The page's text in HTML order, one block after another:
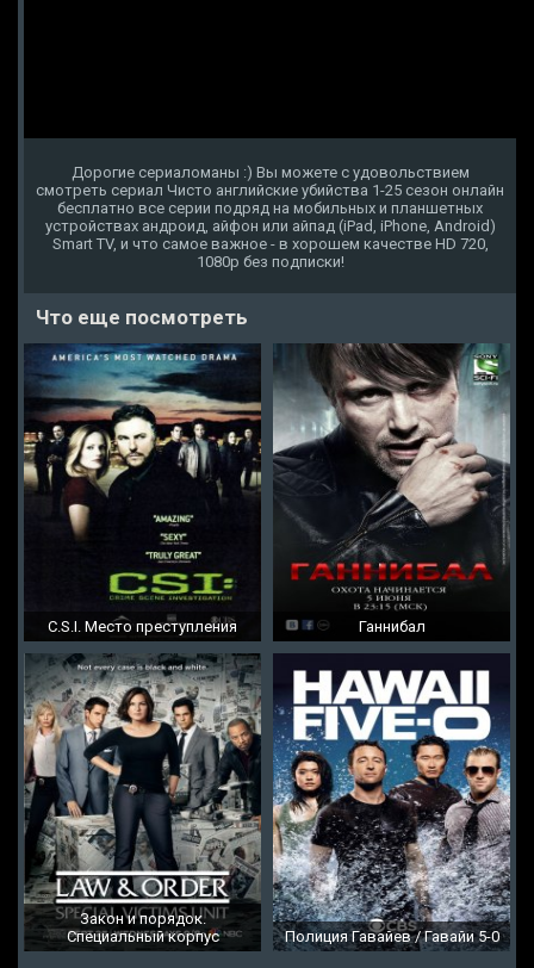
Дорогие сериаломаны :) Вы можете с удовольствием
смотреть сериал Чисто английские убийства 1-25 сезон онлайн
бесплатно все серии подряд на мобильных и планшетных
устройствах андроид, айфон или айпад (iPad, iPhone, Android)
Smart TV, и что самое важное - в хорошем качестве HD 720,
1080p без подписки!
Что еще посмотреть
C.S.I. Место преступления Ганнибал
Закон и порядок.
Специальный корпус
Полиция Гавайев / Гавайи 5-0